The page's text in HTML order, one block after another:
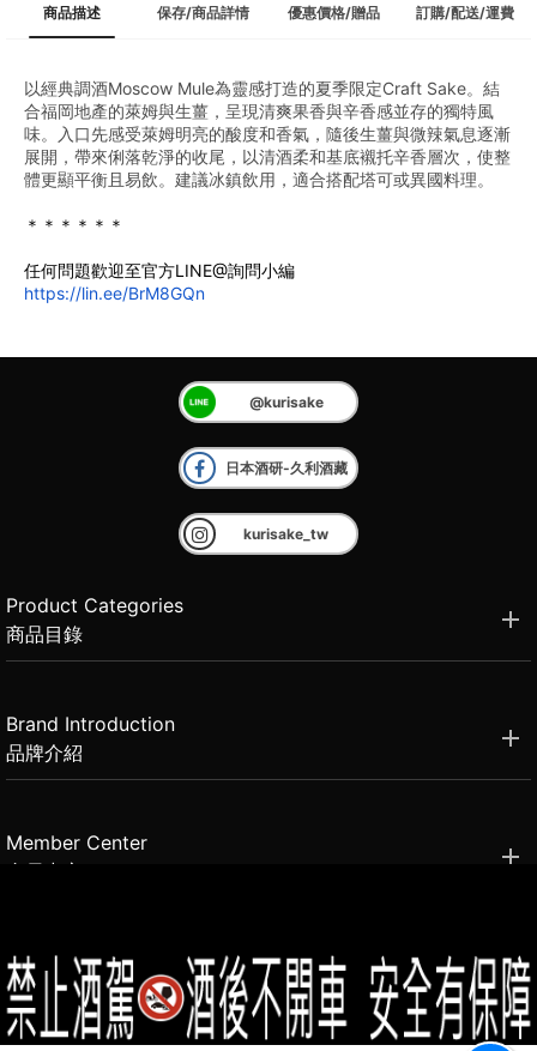
商品描述 保存/商品詳情 優惠價格/贈品 訂購/配送/運費
以經典調酒Moscow Mule為靈感打造的夏季限定Craft Sake。結
合福岡地產的萊姆與生薑，呈現清爽果香與辛香感並存的獨特風
味。入口先感受萊姆明亮的酸度和香氣，隨後生薑與微辣氣息逐漸
展開，帶來俐落乾淨的收尾，以清酒柔和基底襯托辛香層次，使整
體更顯平衡且易飲。建議冰鎮飲用，適合搭配塔可或異國料理。
＊＊＊＊＊＊
任何問題歡迎至官方LINE@詢問小編
https://lin.ee/BrM8GQn
@kurisake
日本酒研-久利酒藏
kurisake_tw
Product Categories
商品目錄
Brand Introduction
品牌介紹
Member Center
會員中心
2021思橙國際有限公司 版權所有 禁止轉貼節錄 All rights reserved.